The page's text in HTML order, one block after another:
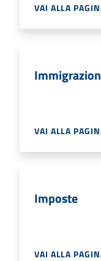
VAI ALLA
VAI ALLA
Imposte
VAI ALLA